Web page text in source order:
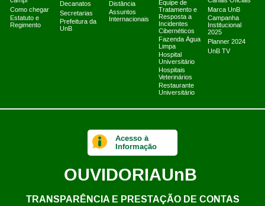
Como chegar
Estatuto e
Regimento
Decanatos
Secretarias
Prefeitura da
UnB
Distância
Assuntos
Internacionais
Equipe de
Tratamento e
Resposta a
Incidentes
Cibernéticos
Fazenda Água
Limpa
Hospital
Universitário
Hospitais
Veterinários
Restaurante
Universitário
Marca UnB
Campanha
Institucional
2025
Planner 2024
UnB TV
Acesso à
Informação
OUVIDORIAUnB
TRANSPARÊNCIA E PRESTAÇÃO DE CONTAS